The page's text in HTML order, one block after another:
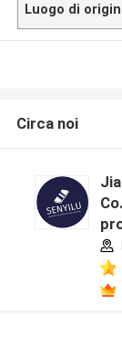
Luogo di
Circa noi